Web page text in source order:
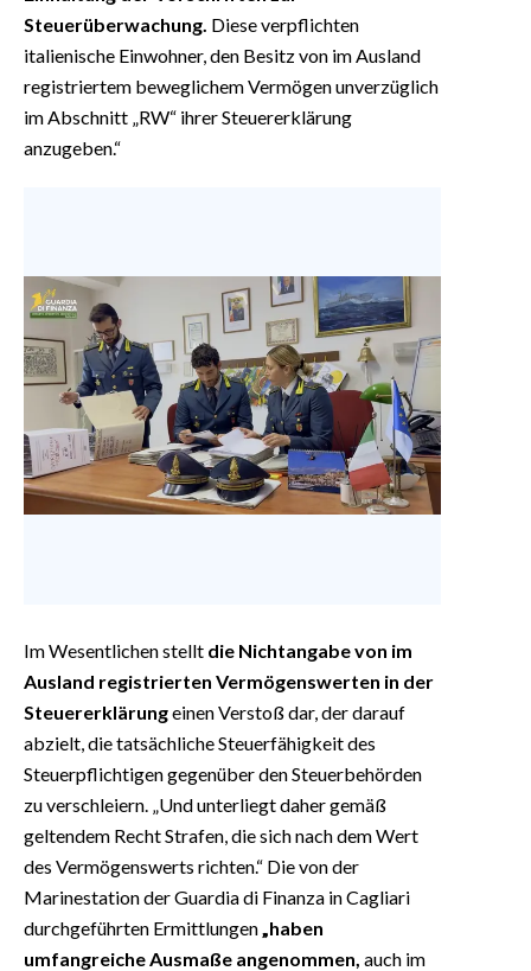
Steuerüberwachung. Diese verpflichten
italienische Einwohner, den Besitz von im Ausland
registriertem beweglichem Vermögen unverzüglich
im Abschnitt „RW“ ihrer Steuererklärung
anzugeben.“
Im Wesentlichen stellt die Nichtangabe von im
Ausland registrierten Vermögenswerten in der
Steuererklärungeinen Verstoß dar, der darauf
abzielt, die tatsächliche Steuerfähigkeit des
Steuerpflichtigen gegenüber den Steuerbehörden
zu verschleiern. „Und unterliegt daher gemäß
geltendem Recht Strafen, die sich nach dem Wert
des Vermögenswerts richten.“ Die von der
Marinestation der Guardia di Finanza in Cagliari
durchgeführten Ermittlungen „haben
umfangreiche Ausmaße angenommen, auch im